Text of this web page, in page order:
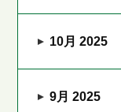
10月 2025
9月 2025